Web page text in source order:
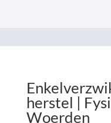
herstel |
Woerden